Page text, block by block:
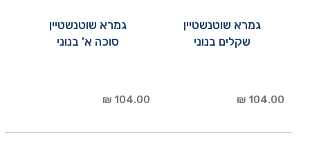
גמרא שוטנשטיין
שקלים בנוני
104.00 ₪
גמרא שוטנשטיין
סוכה א' בנוני
104.00 ₪